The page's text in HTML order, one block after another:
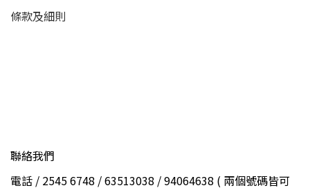
條款及細則
聯絡我們
電話 / 2545 6748 / 63513038 / 94064638 ( 兩個號碼皆可